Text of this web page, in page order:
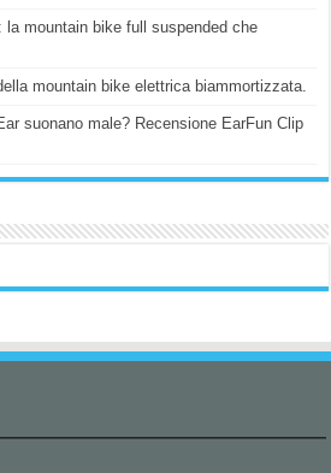
la mountain bike full suspended che
mountain bike elettrica biammortizzata.
suonano male? Recensione EarFun Clip